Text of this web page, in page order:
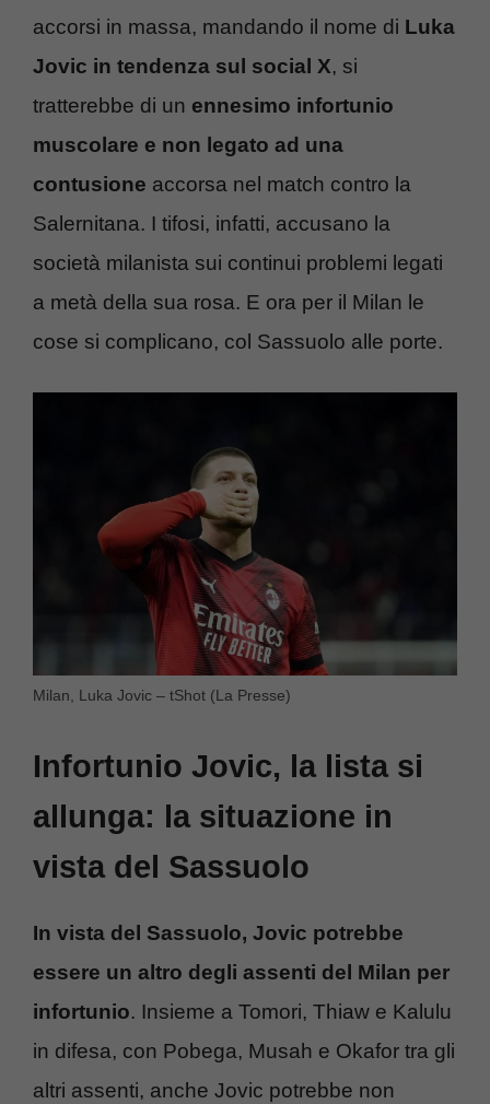
accorsi in massa, mandando il nome di Luka
Jovic in tendenza sul social X, si
tratterebbe di un ennesimo infortunio
muscolare e non legato ad una
contusione accorsa nel match contro la
Salernitana. I tifosi, infatti, accusano la
società milanista sui continui problemi legati
a metà della sua rosa. E ora per il Milan le
cose si complicano, col Sassuolo alle porte.
Milan, Luka Jovic – tShot (La Presse)
Infortunio Jovic, la lista si
allunga: la situazione in
vista del Sassuolo
In vista del Sassuolo, Jovic potrebbe
essere un altro degli assenti del Milan per
infortunio. Insieme a Tomori, Thiaw e Kalulu
in difesa, con Pobega, Musah e Okafor tra gli
altri assenti, anche Jovic potrebbe non